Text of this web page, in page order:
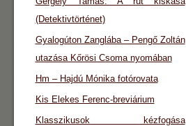
(Detektivtörténet)
Gyalogúton Zanglába – Pengő Zoltán
utazása Kőrösi Csoma nyomában
Hm – Hajdú Mónika fotórovata
Kis Elekes Ferenc-breviárium
Klasszikusok kézfogása